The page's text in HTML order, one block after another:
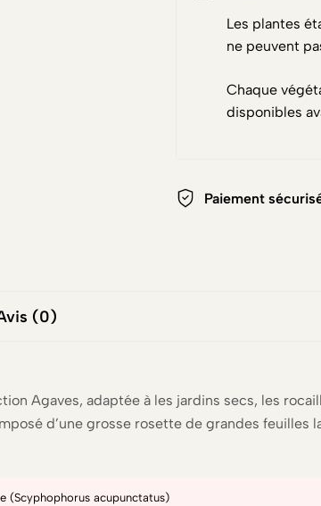
Les plantes
ne peuvent
Chaque
disponibles
Paiement
(0)
Agaves, adaptée à les jardins secs, les
d’une grosse rosette de grandes
(Scyphophorus acupunctatus)